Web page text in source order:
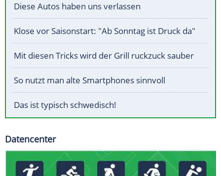
Diese Autos haben uns verlassen
Klose vor Saisonstart: "Ab Sonntag ist Druck da"
Mit diesen Tricks wird der Grill ruckzuck sauber
So nutzt man alte Smartphones sinnvoll
Das ist typisch schwedisch!
Datencenter